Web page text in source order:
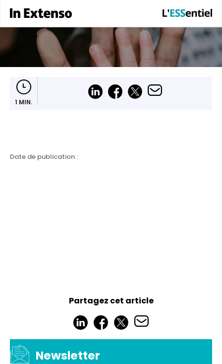
1 MIN.
Date de publication :
Partagez cet article
Newsletter